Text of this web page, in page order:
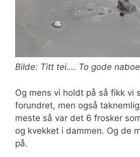
Bilde: Titt tei…. To gode
Og mens vi holdt på så fikk vi
forundret, men også
meste så var det 6 frosker
og kvekket i dammen. Og de
på.